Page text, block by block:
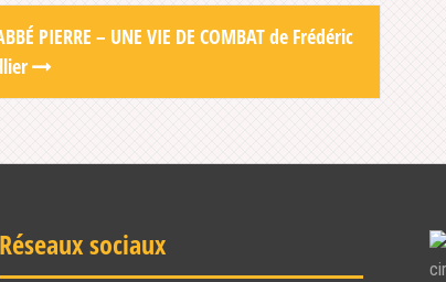
PIERRE – UNE VIE DE COMBAT de Frédéric
Réseaux sociaux